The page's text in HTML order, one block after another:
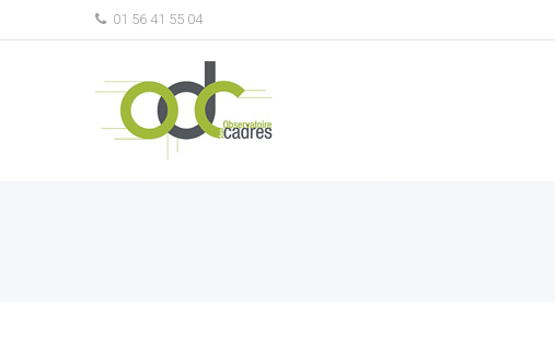
01 56 41 55 04